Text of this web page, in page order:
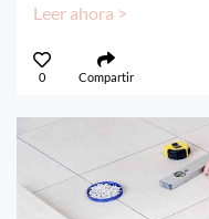
Leer ahora >
0 Compartir